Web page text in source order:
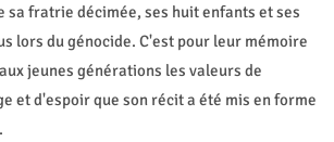
sa fratrie décimée, ses huit enfants et ses
lors du génocide. C'est pour leur mémoire
jeunes générations les valeurs de
et d'espoir que son récit a été mis en forme